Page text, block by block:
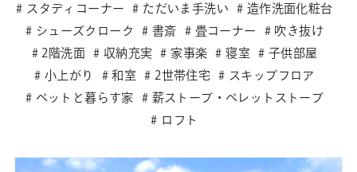
スタディコーナー
ただいま手洗い
造作洗面化粧台
シューズクローク
書斎 畳コーナー
吹き抜け
2階洗面
収納充実 家事楽 寝室
子供部屋
小上がり
和室 2世帯住宅
スキップフロア
ペットと暮らす家
薪ストーブ・ペレットストーブ
ロフト